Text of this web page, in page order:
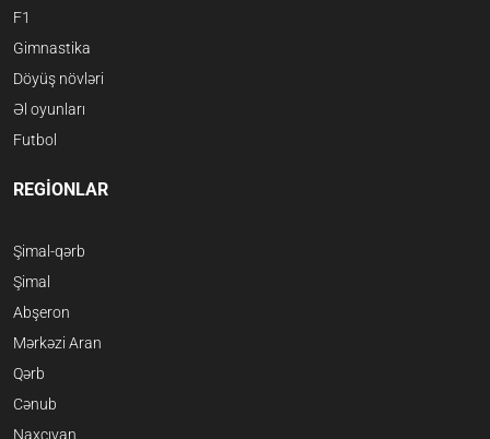
F1
Gimnastika
Döyüş növləri
Əl oyunları
Futbol
REGİONLAR
Şimal-qərb
Şimal
Abşeron
Mərkəzi Aran
Qərb
Cənub
Naxçıvan